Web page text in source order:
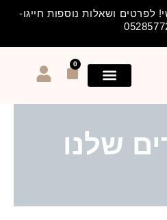
לפרטים ושאלות נוספות חייגו-
0
עגלת
קניות
שלנו